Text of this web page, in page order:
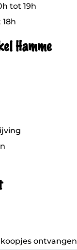
tot 19h
Hamme
ontvangen